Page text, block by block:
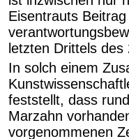
Eisentrauts
letzten Drittels
In solch einem
feststellt, dass
Marzahn
vorgenommenen